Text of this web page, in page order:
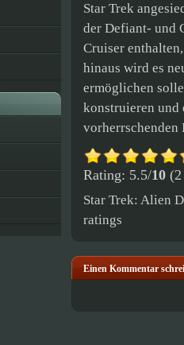
Star Trek
der Defiant- und
Cruiser
hinaus wird es
ermöglichen
konstruieren und
vorherrschenden
Rating: 5.5/10 (2
Star Trek: Alien
ratings
Einen Kommentar